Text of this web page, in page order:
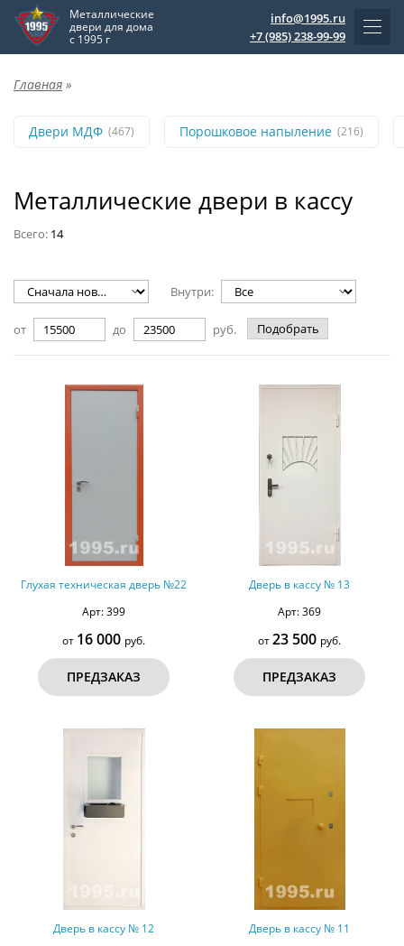
Металлические
двери для дома
с 1995 г
info@1995.ru
+7 (985) 238-99-99
Главная »
Двери МДФ (467) Порошковое напыление (216)
Металлические двери в кассу
Всего: 14
Внутри:
от до руб. Подобрать
Глухая техническая дверь №22
Арт: 399
от 16 000 руб.
ПРЕДЗАКАЗ
Дверь в кассу № 13
Арт: 369
от23 500 руб.
ПРЕДЗАКАЗ
Дверь в кассу № 12
Дверь в кассу № 11